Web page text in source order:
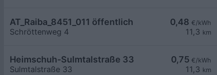
0,48 €/kWh
11,3 km
AT_Raiba_8451_011 öffentlich
Schröttenweg 4
0,75 €/kWh
11,3 km
Heimschuh-Sulmtalstraße 33
Sulmtalstraße 33